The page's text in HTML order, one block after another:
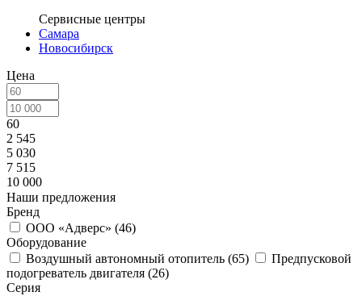
Сервисные центры
Самара
Новосибирск
Цена
60
2 545
5 030
7 515
10 000
Наши предложения
Бренд
ООО «Адверс» (46)
Оборудование
Воздушный автономный отопитель (65)
Предпусковой
подогреватель двигателя (26)
Серия